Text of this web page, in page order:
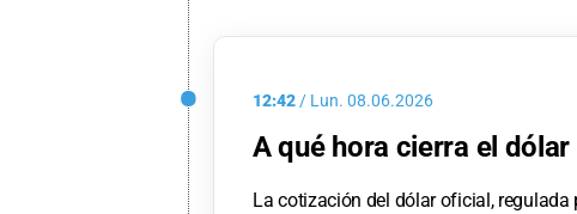
12:42/ Lun. 08.06.2026
A qué hora cierra el dólar
La cotización del dólar oficial, regulada